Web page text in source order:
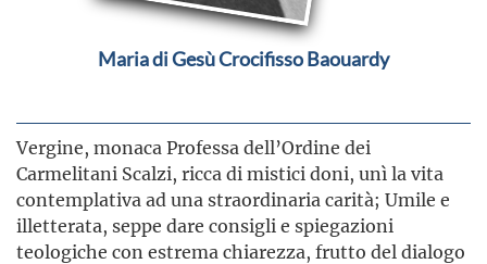
Maria di Gesù Crocifisso Baouardy
Vergine, monaca Professa dell’Ordine dei
Carmelitani Scalzi, ricca di mistici doni, unì la vita
contemplativa ad una straordinaria carità; Umile e
illetterata, seppe dare consigli e spiegazioni
teologiche con estrema chiarezza, frutto del dialogo